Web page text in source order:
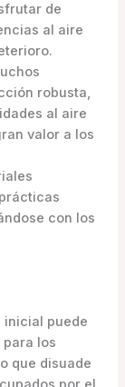
de
al aire
robusta,
al aire
valor a los
con los
inicial puede
los
que disuade